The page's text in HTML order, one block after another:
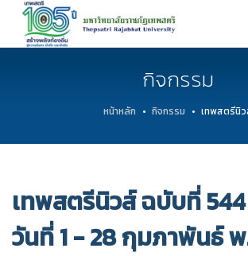
กิจกรรม
หน้าหลัก กิจกรรม เทพสตรีนิ
เทพสตรีนิวส์ ฉบับที่
วันที่ 1 - 28 กุมภาพันธ์